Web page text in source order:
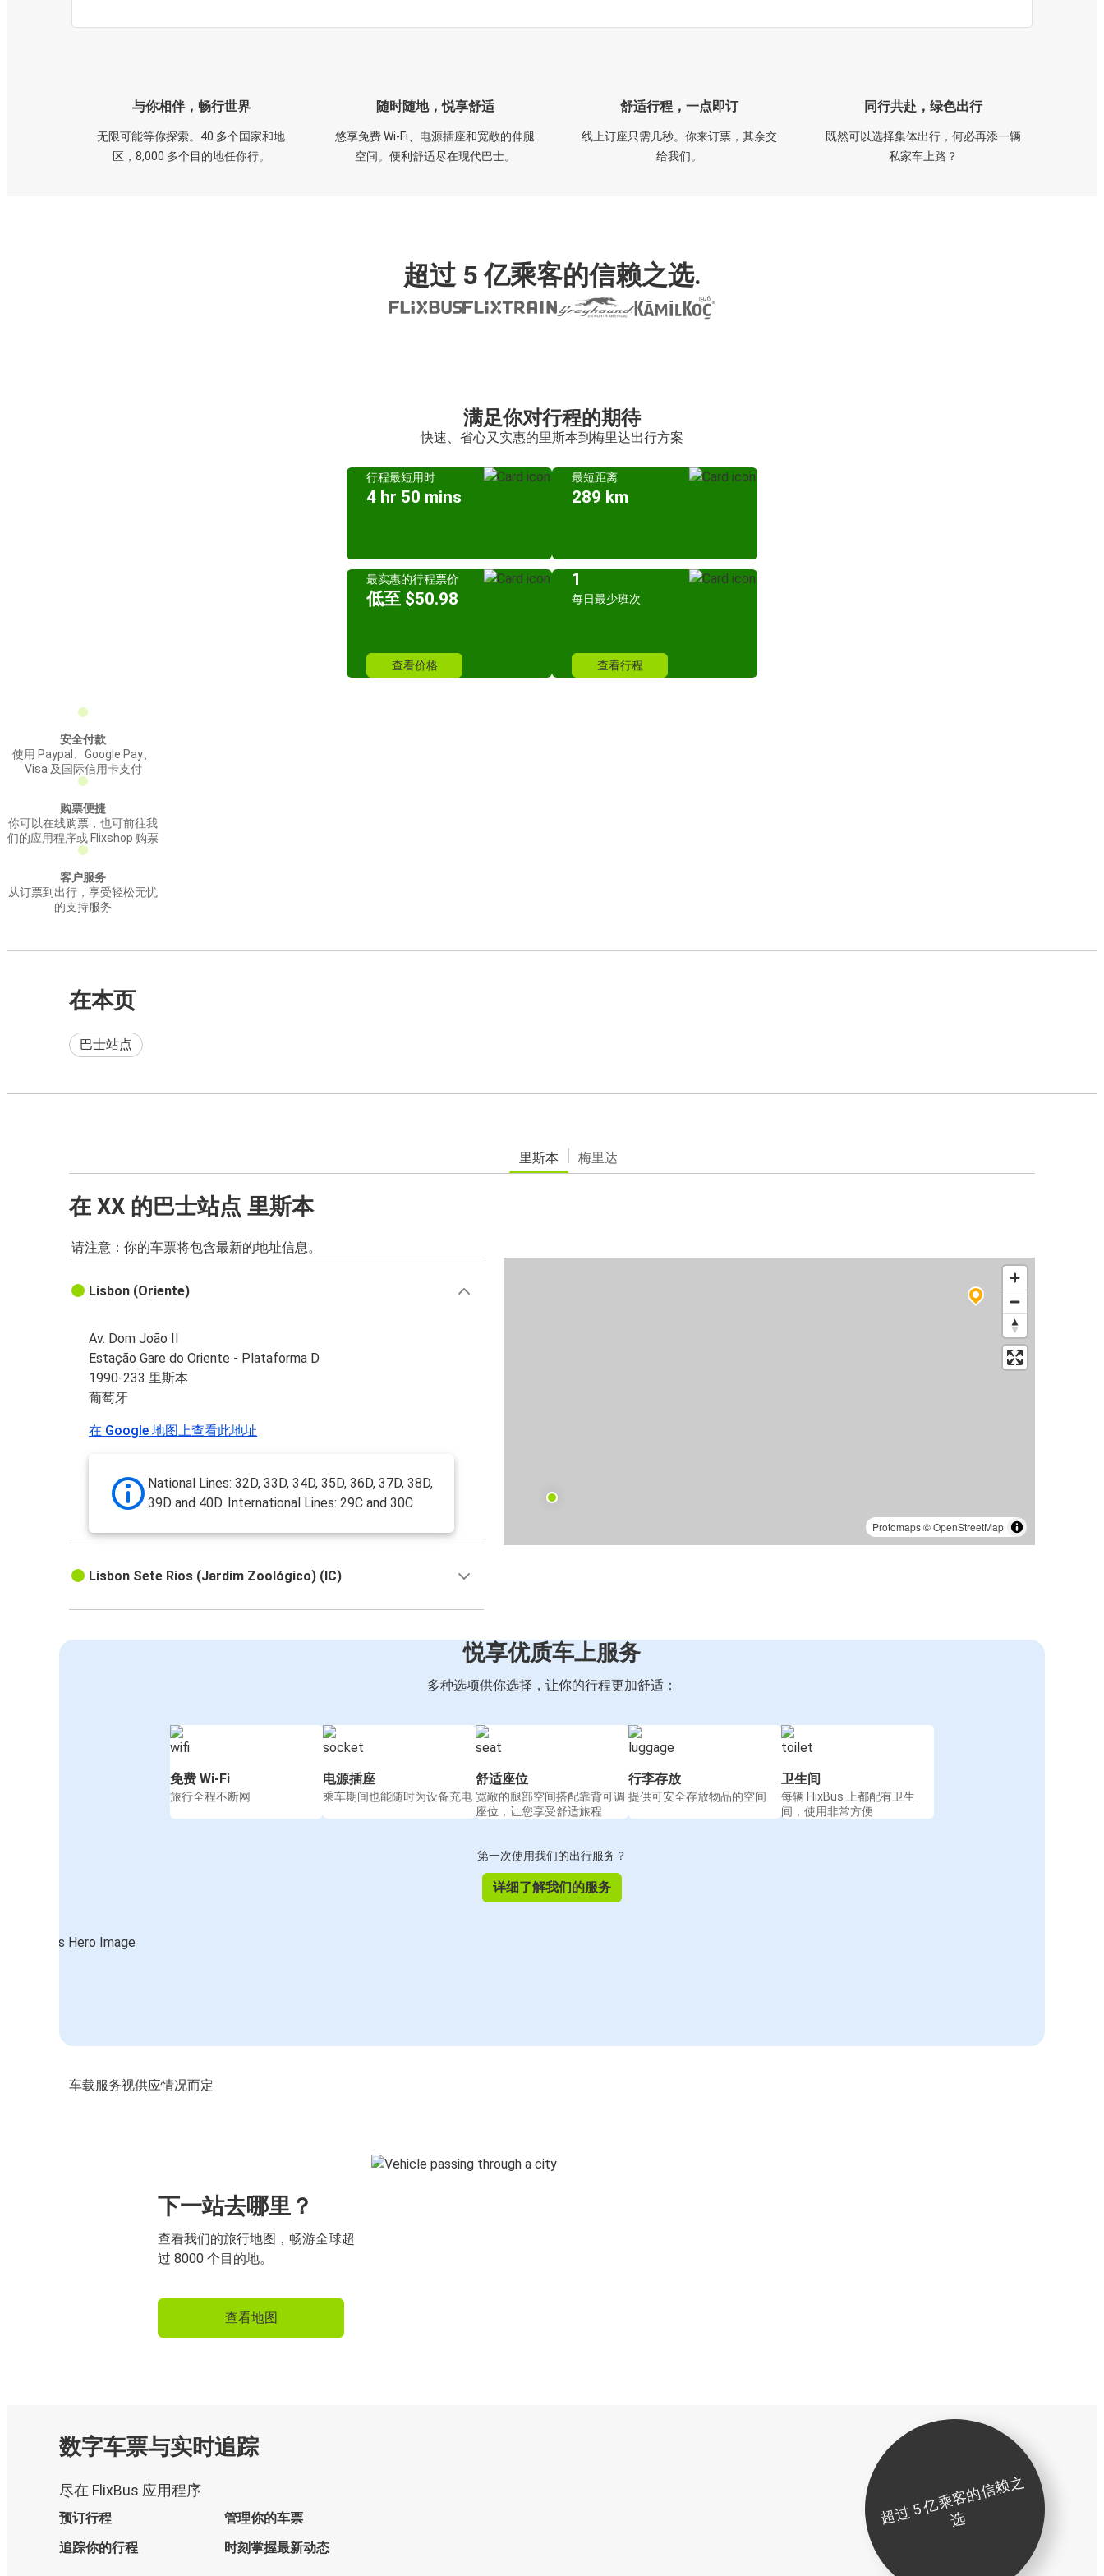
与你相伴，畅行世界
无限可能等你探索。40 多个国家和地
区，8,000 多个目的地任你行。
随时随地，悦享舒适
悠享免费 Wi-Fi、电源插座和宽敞的伸腿
空间。便利舒适尽在现代巴士。
舒适行程，一点即订
线上订座只需几秒。你来订票，其余交
给我们。
同行共赴，绿色出行
既然可以选择集体出行，何必再添一辆
私家车上路？
超过 5 亿乘客的信赖之选.
满足你对行程的期待
快速、省心又实惠的里斯本到梅里达出行方案
行程最短用时
4 hr 50 mins
最短距离
289 km
最实惠的行程票价
低至 $50.98
查看价格
1
每日最少班次
查看行程
安全付款
使用 Paypal、Google Pay、
Visa 及国际信用卡支付
购票便捷
你可以在线购票，也可前往我
们的应用程序或 Flixshop 购票
客户服务
从订票到出行，享受轻松无忧
的支持服务
在本页
巴士站点
里斯本 梅里达
在 XX 的巴士站点 里斯本
请注意：你的车票将包含最新的地址信息。
Protomaps©OpenStreetMap
Lisbon (Oriente)
Av. Dom João II
Estação Gare do Oriente - Plataforma D
1990-233 里斯本
葡萄牙
在 Google 地图上查看此地址
National Lines: 32D, 33D, 34D, 35D, 36D, 37D, 38D,
39D and 40D. International Lines: 29C and 30C
Lisbon Sete Rios (Jardim Zoológico) (IC)
悦享优质车上服务
多种选项供你选择，让你的行程更加舒适：
免费 Wi-Fi
旅行全程不断网
电源插座
乘车期间也能随时为设备充电
舒适座位
宽敞的腿部空间搭配靠背可调
座位，让您享受舒适旅程
行李存放
提供可安全存放物品的空间
卫生间
每辆 FlixBus 上都配有卫生
间，使用非常方便
第一次使用我们的出行服务？
详细了解我们的服务
车载服务视供应情况而定
下一站去哪里？
查看我们的旅行地图，畅游全球超
过 8000 个目的地。
查看地图
数字车票与实时追踪
尽在 FlixBus 应用程序
预订行程
管理你的车票
追踪你的行程
时刻掌握最新动态
超
过
5
亿
乘
客
的
信
赖
之
选